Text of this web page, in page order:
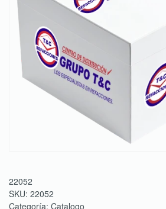
22052
SKU: 22052
Categoría: Catalogo